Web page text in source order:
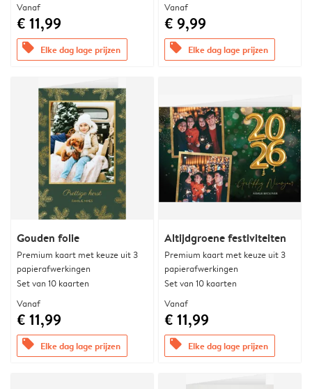
Vanaf
€ 11,99
offers Elke dag lage prijzen
Vanaf
€ 9,99
offers Elke dag lage prijzen
Gouden folie
Premium kaart met keuze uit 3
papierafwerkingen
Set van 10 kaarten
Vanaf
€ 11,99
offers Elke dag lage prijzen
Altijdgroene festiviteiten
Premium kaart met keuze uit 3
papierafwerkingen
Set van 10 kaarten
Vanaf
€ 11,99
offers Elke dag lage prijzen